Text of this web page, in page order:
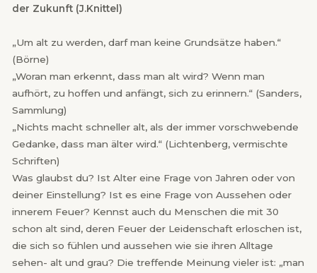
der Zukunft (J.Knittel)
„Um alt zu werden, darf man keine Grundsätze haben.“
(Börne)
„Woran man erkennt, dass man alt wird? Wenn man
aufhört, zu hoffen und anfängt, sich zu erinnern.“ (Sanders,
Sammlung)
„Nichts macht schneller alt, als der immer vorschwebende
Gedanke, dass man älter wird.“ (Lichtenberg, vermischte
Schriften)
Was glaubst du? Ist Alter eine Frage von Jahren oder von
deiner Einstellung? Ist es eine Frage von Aussehen oder
innerem Feuer? Kennst auch du Menschen die mit 30
schon alt sind, deren Feuer der Leidenschaft erloschen ist,
die sich so fühlen und aussehen wie sie ihren Alltage
sehen- alt und grau? Die treffende Meinung vieler ist: „man